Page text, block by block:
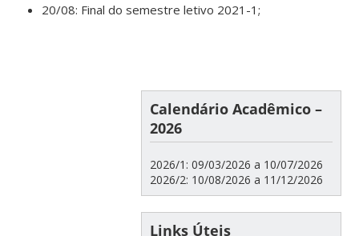
20/08: Final do semestre letivo 2021-1;
Calendário Acadêmico –
2026
2026/1: 09/03/2026 a 10/07/2026
2026/2: 10/08/2026 a 11/12/2026
Links Úteis